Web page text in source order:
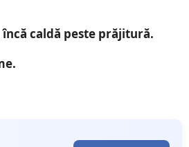
caldă peste prăjitură.